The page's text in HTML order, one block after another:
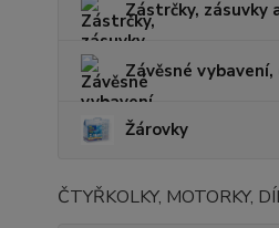
Zástrčky, zásuvky
Závěsné
Žárovky
ČTYŘKOLKY, MOTORKY,